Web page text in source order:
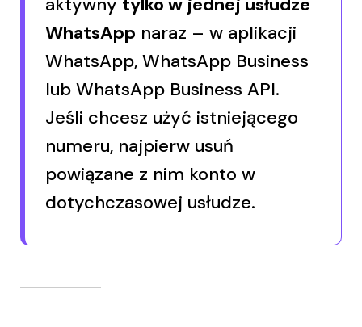
WhatsApp naraz – w aplikacji
WhatsApp, WhatsApp Business
lub WhatsApp Business API.
Jeśli chcesz użyć istniejącego
numeru, najpierw usuń
powiązane z nim konto w
dotychczasowej usłudze.